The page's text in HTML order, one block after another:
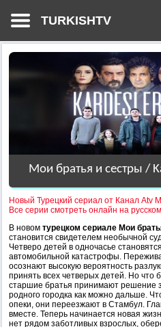
TURKISHTV
Мои братья и сестры /
Новый Турецкий сериал от Канал Atv
Все серии смотреть онлайн на
В новом турецком сериале Мои
становится свидетелем необычной
Четверо детей в одночасье
автомобильной катастрофы.
осознают высокую вероятность
принять всех четверых детей. Но что
старшие братья принимают решение
родного городка как можно дальше.
опеки, они переезжают в Стамбул.
вместе. Теперь начинается новая
нет рядом заботливых взрослых,